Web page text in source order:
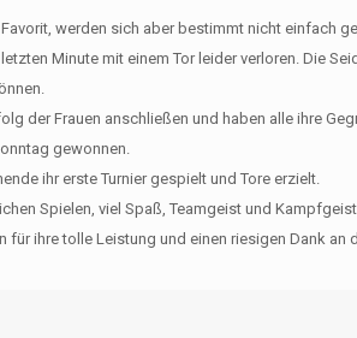
werden sich aber bestimmt nicht einfach
Minute mit einem Tor leider verloren. Die
der Frauen anschließen und haben alle ihre
gewonnen.
ihr erste Turnier gespielt und Tore erzielt.
Spielen, viel Spaß, Teamgeist und
für ihre tolle Leistung und einen riesigen Dank an